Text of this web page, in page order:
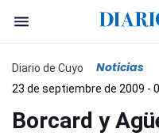
Diario de Cuyo Noticias
23 de septiembre de 2009 -
Borcard y